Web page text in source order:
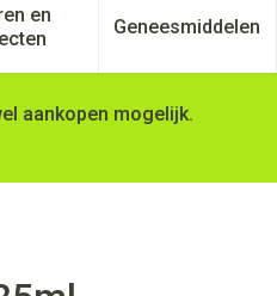
categorieen EHBO categorie
en
Toon submenu voor Dieren
Geneesmiddelen
Toon
aankopen mogelijk.